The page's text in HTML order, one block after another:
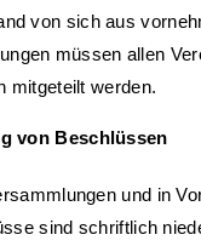
von sich aus
müssen allen
mitgeteilt werden.
von Beschlüssen
und in
sind schriftlich